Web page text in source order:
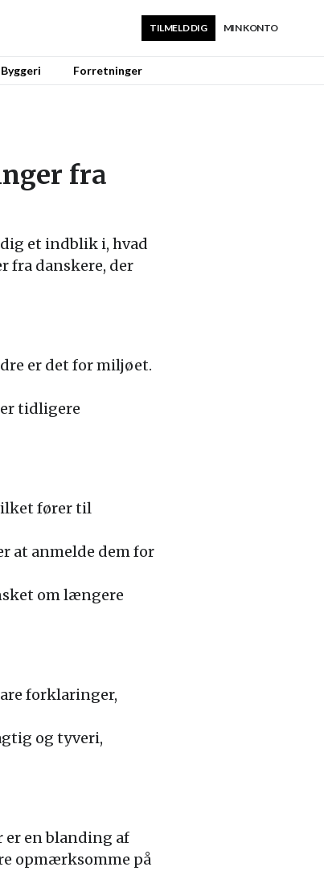
MIN KONTO
TILMELD DIG
Byggeri Forretninger
fra
et indblik i, hvad
fra danskere, der
er det for miljøet.
tidligere
fører til
at anmelde dem for
om længere
forklaringer,
og tyveri,
er en blanding af
opmærksomme på